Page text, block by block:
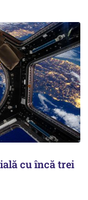
cu încă trei